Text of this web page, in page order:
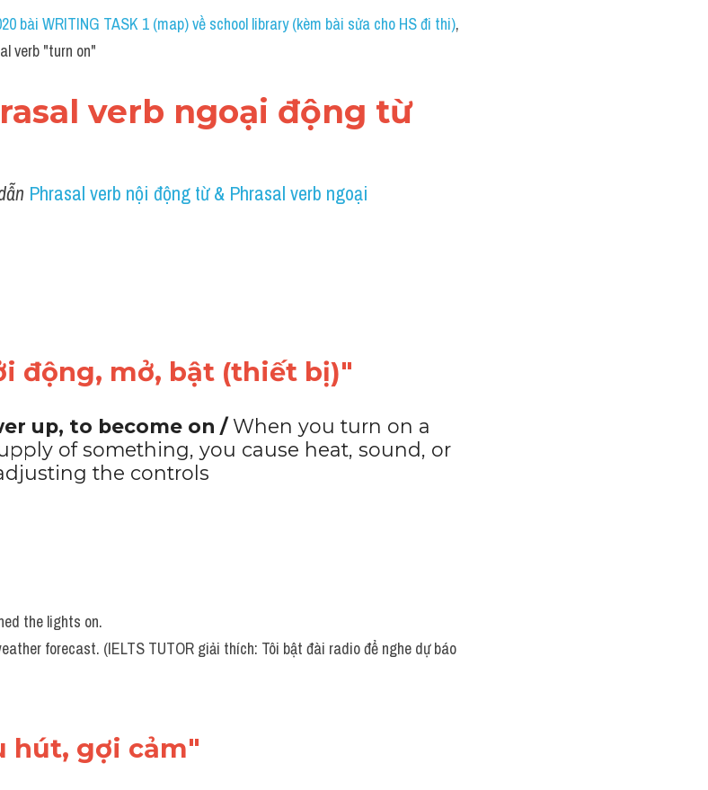
bài WRITING TASK 1 (map) về school library (kèm bài sửa cho HS đi thi),
verb "turn on"
verb ngoại động từ
Phrasal verb nội động từ & Phrasal verb ngoại
động, mở, bật (thiết bị)"
up, to become on / When you turn on a
of something, you cause heat, sound, or
the controls
the lights on.
hút, gợi cảm"